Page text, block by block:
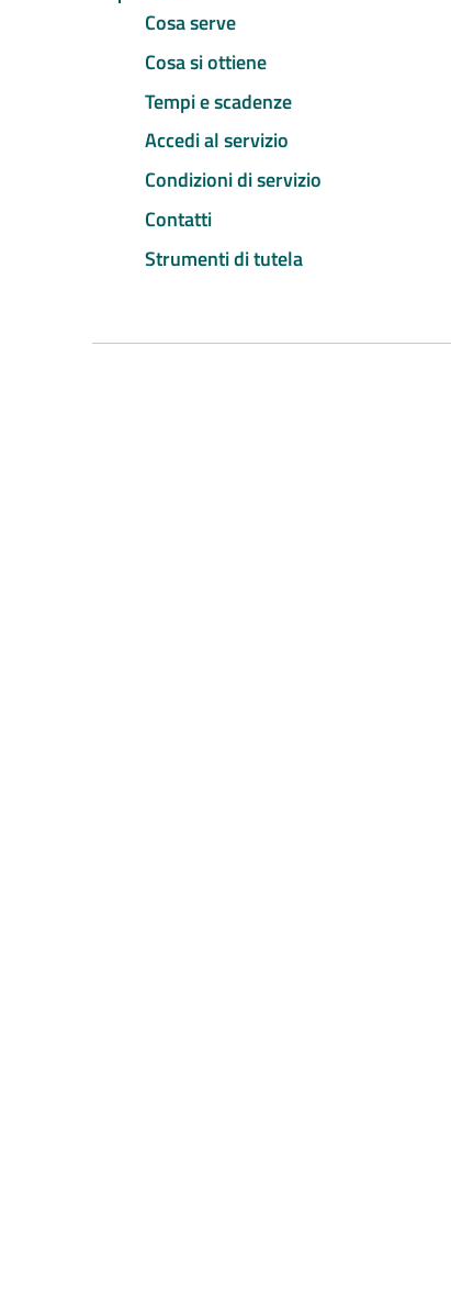
Cosa serve
Cosa si ottiene
Tempi e scadenze
Accedi al servizio
Condizioni di servizio
Contatti
Strumenti di tutela